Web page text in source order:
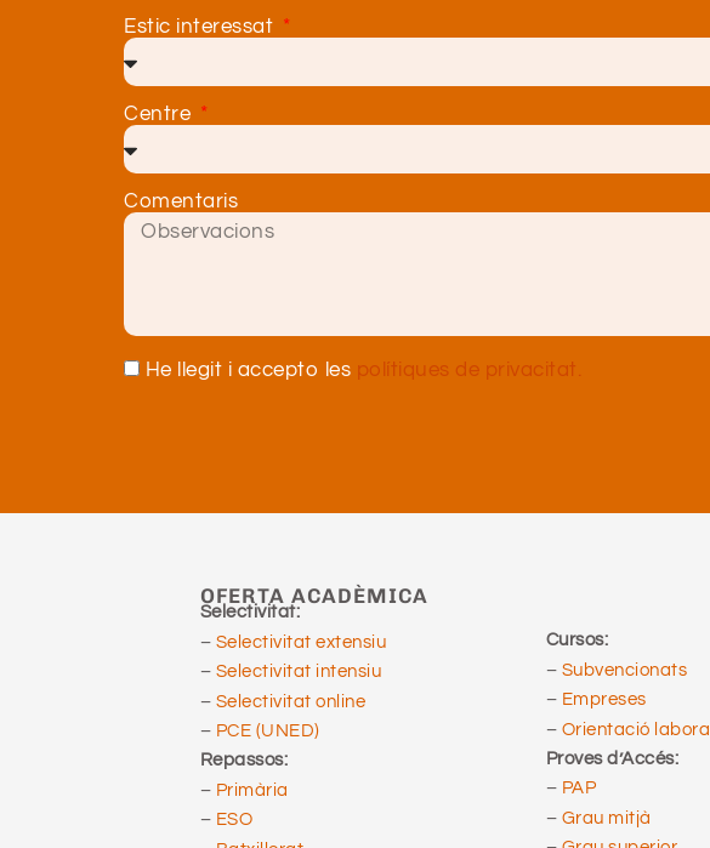
Estic interessat
Centre
Comentaris
He llegit i accepto les polítiques de privacitat.
OFERTA ACADÈMICA
Selectivitat:
– Selectivitat extensiu
– Selectivitat intensiu
– Selectivitat online
– PCE (UNED)
Repassos:
– Primària
– ESO
Cursos:
– Subvencionats
– Empreses
– Orientació laboral
Proves d’Accés:
– PAP
– Grau mitjà